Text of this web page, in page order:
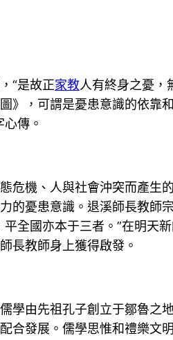
“是故正家教人有終身之憂，
》，可謂是憂患意識的依靠
傳。
危機、人與社會沖突而產
的憂患意識。退溪師長教師
全國亦本于三者。”在明天
長教師身上獲得啟發。
學由先祖孔子創立于鄒魯之
合發展。儒學思惟和禮樂文